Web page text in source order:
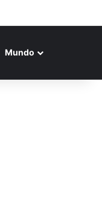
Mundo